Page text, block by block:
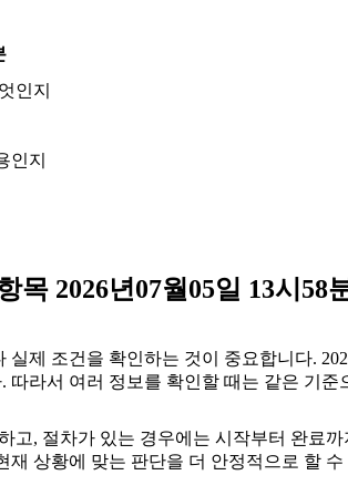
인지
인지
2026년07월05일 13시58
제 조건을 확인하는 것이 중요합니다.
라서 여러 정보를 확인할 때는 같은 기
, 절차가 있는 경우에는 시작부터 완료
상황에 맞는 판단을 더 안정적으로 할 수